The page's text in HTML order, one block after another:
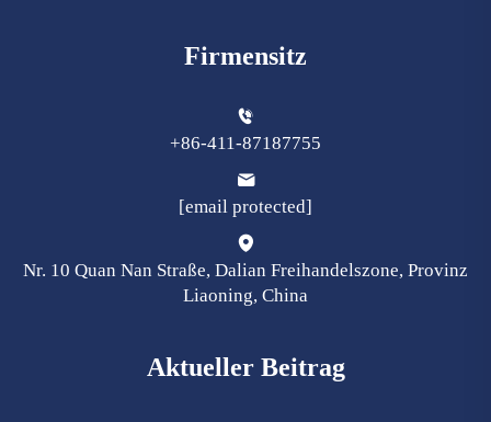
Firmensitz
+86-411-87187755
[email protected]
Nr. 10 Quan Nan Straße, Dalian Freihandelszone, Provinz
Liaoning, China
Aktueller Beitrag